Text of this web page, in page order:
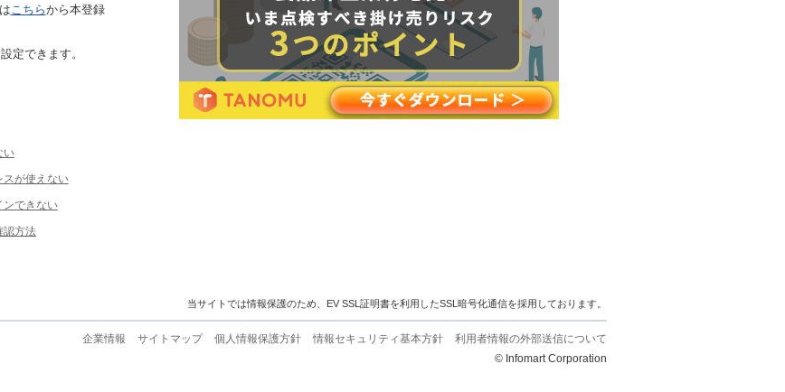
こちらから本登録
定できます。
い
スが使えない
ンできない
認方法
当サイトでは情報保護のため、EV SSL証明書を利用したSSL暗号化通信を採用しております。
企業情報 サイトマップ 個人情報保護方針 情報セキュリティ基本方針
利用者情報の外部送信について
© Infomart Corporation